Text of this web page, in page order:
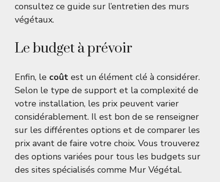
consultez ce guide sur l’entretien des murs
végétaux.
Le budget à prévoir
Enfin, le coût est un élément clé à considérer.
Selon le type de support et la complexité de
votre installation, les prix peuvent varier
considérablement. Il est bon de se renseigner
sur les différentes options et de comparer les
prix avant de faire votre choix. Vous trouverez
des options variées pour tous les budgets sur
des sites spécialisés comme Mur Végétal.